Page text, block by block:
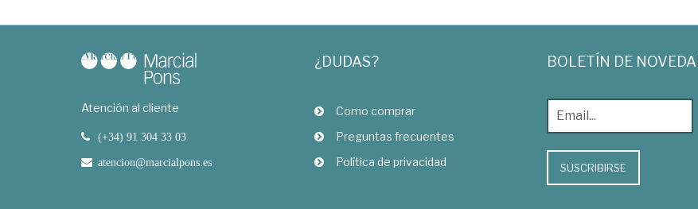
Atención al cliente
(+34) 91 304 33 03
atencion@marcialpons.es
¿DUDAS?
Como comprar
Preguntas frecuentes
Política de privacidad
BOLETÍN DE
SUSCRIBIRSE